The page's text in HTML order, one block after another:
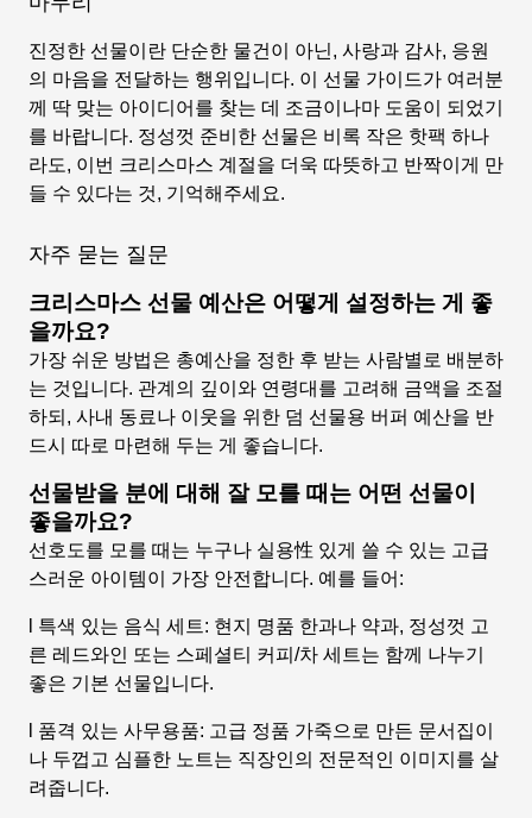
진정한 선물이란 단순한 물건이 아닌, 사랑과 감사, 응원
의 마음을 전달하는 행위입니다. 이 선물 가이드가 여러분
께 딱 맞는 아이디어를 찾는 데 조금이나마 도움이 되었기
를 바랍니다. 정성껏 준비한 선물은 비록 작은 핫팩 하나
라도, 이번 크리스마스 계절을 더욱 따뜻하고 반짝이게 만
들 수 있다는 것, 기억해주세요.
자주 묻는 질문
크리스마스 선물 예산은 어떻게 설정하는 게 좋
을까요?
가장 쉬운 방법은 총예산을 정한 후 받는 사람별로 배분하
는 것입니다. 관계의 깊이와 연령대를 고려해 금액을 조절
하되, 사내 동료나 이웃을 위한 덤 선물용 버퍼 예산을 반
드시 따로 마련해 두는 게 좋습니다.
선물받을 분에 대해 잘 모를 때는 어떤 선물이
좋을까요?
선호도를 모를 때는 누구나 실용性 있게 쓸 수 있는 고급
스러운 아이템이 가장 안전합니다. 예를 들어:
l 특색 있는 음식 세트: 현지 명품 한과나 약과, 정성껏 고
른 레드와인 또는 스페셜티 커피/차 세트는 함께 나누기
좋은 기본 선물입니다.
l 품격 있는 사무용품: 고급 정품 가죽으로 만든 문서집이
나 두껍고 심플한 노트는 직장인의 전문적인 이미지를 살
려줍니다.